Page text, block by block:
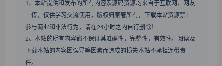
1、本站提供和发布的所有内容及源码资源均来自于互联网、网友
上传，仅供学习交流使用，版权归原著所有，下载本站资源禁止
参与商业和非法行为，请在24小时之内自行删除！
2、本站的所有内容都不保证其准确性，完整性，有效性。阅读及
下载本站的内容因误导等因素而造成的损失本站不承担连带责
任。